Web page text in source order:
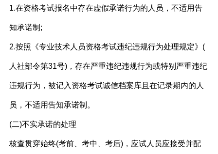
1.在资格考试报名中存在虚假承诺行为的人员，不适用告
知承诺制;
2.按照《专业技术人员资格考试违纪违规行为处理规定》(
人社部令第31号)，存在严重违纪违规行为或特别严重违纪
违规行为，被记入资格考试诚信档案库且在记录期内的人
员，不适用告知承诺制。
(二)不实承诺的处理
核查贯穿始终(考前、考中、考后)，应试人员应接受并配